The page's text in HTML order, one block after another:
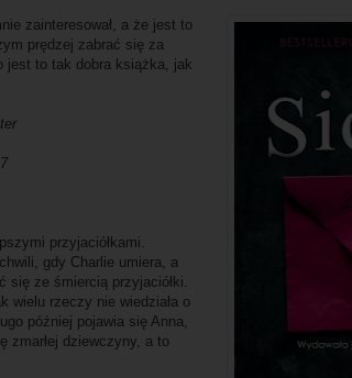
zainteresował, a że jest to
prędzej zabrać się za
jest to tak dobra książka, jak
przyjaciółkami.
gdy Charlie umiera, a
się ze śmiercią przyjaciółki.
wielu rzeczy nie wiedziała o
później pojawia się Anna,
zmarłej dziewczyny, a to